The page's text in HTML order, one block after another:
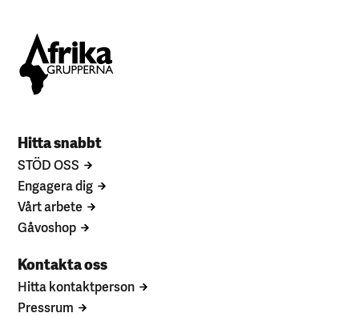
Hitta snabbt
STÖD OSS
Engagera dig
Vårt arbete
Gåvoshop
Kontakta oss
Hitta kontaktperson
Pressrum